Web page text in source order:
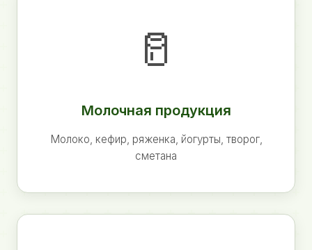
🥛
Молочная продукция
Молоко, кефир, ряженка, йогурты, творог,
сметана